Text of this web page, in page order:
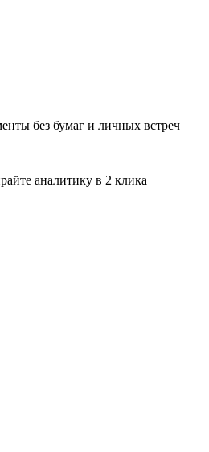
без бумаг и личных встреч
аналитику в 2 клика